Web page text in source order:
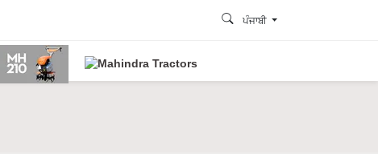
ਪੰਜਾਬੀ